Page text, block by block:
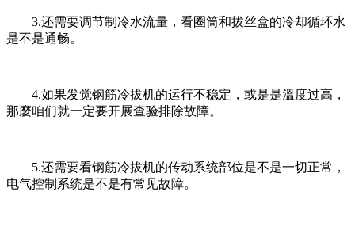
3.还需要调节制冷水流量，看圈筒和拔丝盒的冷却循环水
是不是通畅。
4.如果发觉钢筋冷拔机的运行不稳定，或是是溫度过高，
那麼咱们就一定要开展查验排除故障。
5.还需要看钢筋冷拔机的传动系统部位是不是一切正常，
电气控制系统是不是有常见故障。